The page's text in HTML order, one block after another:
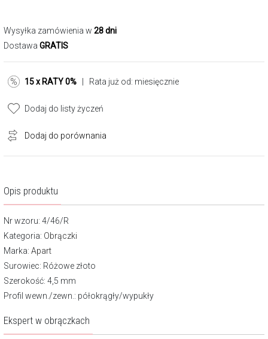
Wysyłka zamówienia w 28 dni
Dostawa GRATIS
15 x RATY 0% | Rata już od: miesięcznie
Dodaj do listy życzeń
Dodaj do porównania
Opis produktu
Nr wzoru: 4/46/R
Kategoria: Obrączki
Marka: Apart
Surowiec: Różowe złoto
Szerokość: 4,5 mm
Profil wewn./zewn.: półokrągły/wypukły
Ekspert w obrączkach